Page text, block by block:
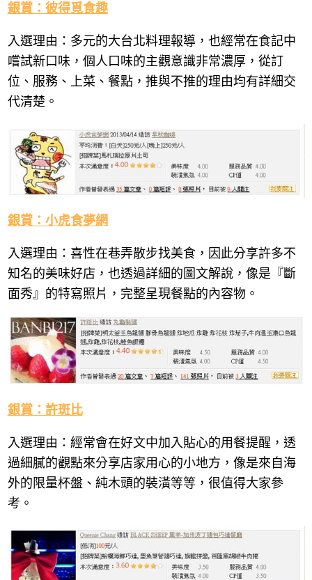
銀賞：彼得覓食趣
入選理由：多元的大台北料理報導，也經常在食記中
嚐試新口味，個人口味的主觀意識非常濃厚，從訂
位、服務、上菜、餐點，推與不推的理由均有詳細交
代清楚。
銀賞：小虎食夢網
入選理由：喜性在巷弄散步找美食，因此分享許多不
知名的美味好店，也透過詳細的圖文解說，像是『斷
面秀』的特寫照片，完整呈現餐點的內容物。
銀賞：許斑比
入選理由：經常會在好文中加入貼心的用餐提醒，透
過細膩的觀點來分享店家用心的小地方，像是來自海
外的限量杯盤、純木頭的裝潢等等，很值得大家參
考。